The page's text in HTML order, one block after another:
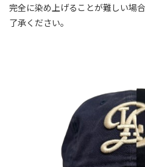
完全に染め上げることが難しい場
了承ください。